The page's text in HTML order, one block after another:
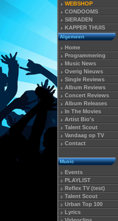
WEBSHOP
CONDOOMS
SIERADEN
KAPPER THUIS
Algemeen
Home
Programmering
Music News
Overig Nieuws
Single Reviews
Album Reviews
Concert Reviews
Album Releases
In The Movies
Artist Bio's
Talent Scout
Vandaag op TV
Contact
Music
Events
PLAYLIST
Reflex TV (test)
Talent Scout
Urban Top 100
Lyrics